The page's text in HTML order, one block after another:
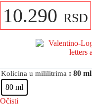
10.290 RSD
Kolicina u mililitrima : 80 ml
80 ml
Očisti